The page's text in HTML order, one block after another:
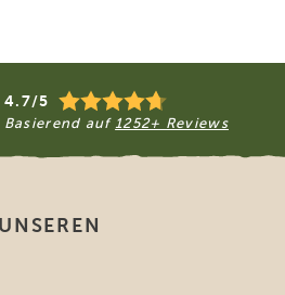
4.7/5
Basierend auf 1252+ Reviews